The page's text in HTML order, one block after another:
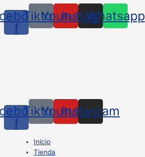
f
TiktokYoutube
Instagram
Whatsapp
f
TiktokYoutube
Instagram
Inicio
Tienda